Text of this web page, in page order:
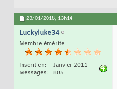
23/01/2018, 13h14
Luckyluke34
Membre émérite
Inscrit en
Janvier 2011
Messages
805